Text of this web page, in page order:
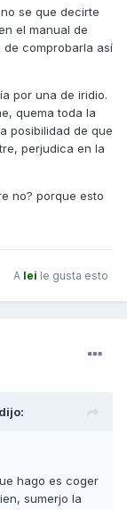
limpiacontactos
de dientes
se que decirte
el manual de
comprobarla así
por una de iridio.
quema toda la
posibilidad de que
perjudica en la
no? porque esto
A lei le gusta esto
dijo:
hago es coger
sumerjo la